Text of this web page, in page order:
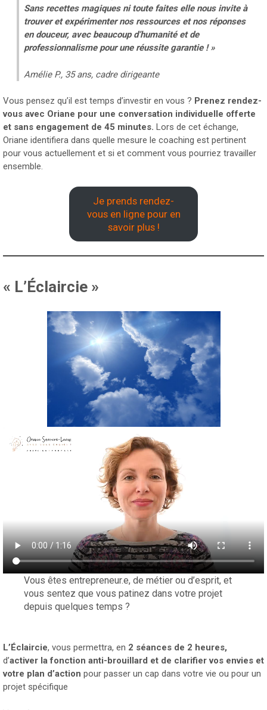
Sans recettes magiques ni toute faites elle nous invite à
trouver et expérimenter nos ressources et nos réponses
en douceur, avec beaucoup d’humanité et de
professionnalisme pour une réussite garantie ! »
Amélie P., 35 ans, cadre dirigeante
Vous pensez qu’il est temps d’investir en vous ? Prenez rendez-
vous avec Oriane pour une conversation individuelle offerte
et sans engagement de 45 minutes. Lors de cet échange,
Oriane identifiera dans quelle mesure le coaching est pertinent
pour vous actuellement et si et comment vous pourriez travailler
ensemble.
Je prends rendez-
vous en ligne pour en
savoir plus !
« L’Éclaircie »
Vous êtes entrepreneur.e, de métier ou d’esprit, et
vous sentez que vous patinez dans votre projet
depuis quelques temps ?
L’Éclaircie, vous permettra, en 2 séances de 2 heures,
d’activer la fonction anti-brouillard et de clarifier vos envies et
votre plan d’action pour passer un cap dans votre vie ou pour un
projet spécifique